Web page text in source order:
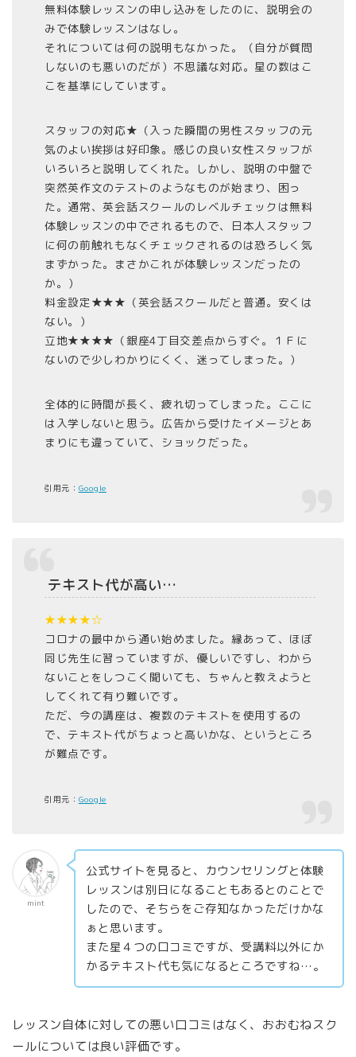
無料体験レッスンの申し込みをしたのに、説明会の
みで体験レッスンはなし。
それについては何の説明もなかった。（自分が質問
しないのも悪いのだが）不思議な対応。星の数はこ
こを基準にしています。
スタッフの対応★（入った瞬間の男性スタッフの元
気のよい挨拶は好印象。感じの良い女性スタッフが
いろいろと説明してくれた。しかし、説明の中盤で
突然英作文のテストのようなものが始まり、困っ
た。通常、英会話スクールのレベルチェックは無料
体験レッスンの中でされるもので、日本人スタッフ
に何の前触れもなくチェックされるのは恐ろしく気
まずかった。まさかこれが体験レッスンだったの
か。）
料金設定★★★（英会話スクールだと普通。安くは
ない。）
立地★★★★（銀座4丁目交差点からすぐ。１Ｆに
ないので少しわかりにくく、迷ってしまった。）
全体的に時間が長く、疲れ切ってしまった。ここに
は入学しないと思う。広告から受けたイメージとあ
まりにも違っていて、ショックだった。
引用元： Google
テキスト代が高い…
★★★★☆
コロナの最中から通い始めました。縁あって、ほぼ
同じ先生に習っていますが、優しいですし、わから
ないことをしつこく聞いても、ちゃんと教えようと
してくれて有り難いです。
ただ、今の講座は、複数のテキストを使用するの
で、テキスト代がちょっと高いかな、というところ
が難点です。
引用元： Google
mint
公式サイトを見ると、カウンセリングと体験
レッスンは別日になることもあるとのことで
したので、そちらをご存知なかっただけかな
ぁと思います。
また星４つの口コミですが、受講料以外にか
かるテキスト代も気になるところですね…。
レッスン自体に対しての悪い口コミはなく、おおむねスク
ールについては良い評価です。